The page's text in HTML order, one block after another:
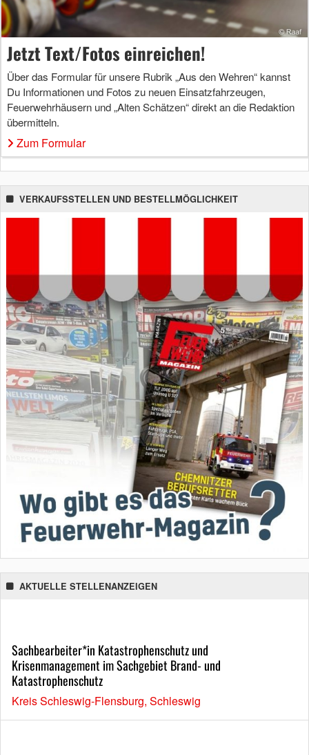
Jetzt Text/Fotos einreichen!
Über das Formular für unsere Rubrik „Aus den Wehren“ kannst
Du Informationen und Fotos zu neuen Einsatzfahrzeugen,
Feuerwehrhäusern und „Alten Schätzen“ direkt an die Redaktion
übermitteln.
Zum Formular
VERKAUFSSTELLEN UND BESTELLMÖGLICHKEIT
AKTUELLE STELLENANZEIGEN
Sachbearbeiter*in Katastrophenschutz und
Krisenmanagement im Sachgebiet Brand- und
Katastrophenschutz
Kreis Schleswig-Flensburg, Schleswig